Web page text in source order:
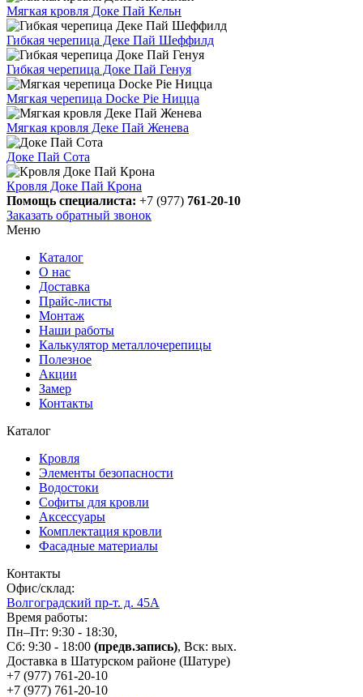
Мягкая кровля Доке Пай Кельн
Гибкая черепица Деке Пай Шеффилд
Гибкая черепица Доке Пай Генуя
Мягкая черепица Docke Pie Ницца
Мягкая кровля Деке Пай Женева
Доке Пай Сота
Кровля Доке Пай Крона
Помощь специалиста: +7 (977) 761-20-10
Заказать обратный звонок
Меню
Каталог
О нас
Доставка
Прайс-листы
Монтаж
Наши работы
Калькулятор металлочерепицы
Полезное
Акции
Замер
Контакты
Каталог
Кровля
Элементы безопасности
Водостоки
Софиты для кровли
Аксессуары
Комплектация кровли
Фасадные материалы
Контакты
Офис/склад:
Волгоградский пр-т. д. 45А
Время работы:
Пн–Пт: 9:30 - 18:30,
Сб: 9:30 - 18:00 (предв.запись), Вск: вых.
Доставка в Шатурском районе (Шатуре)
+7 (977) 761-20-10
+7 (977) 761-20-10